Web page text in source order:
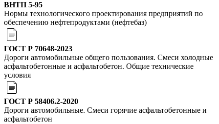
ВНТП 5-95
Нормы технологического проектирования предприятий по
обеспечению нефтепродуктами (нефтебаз)
ГОСТ Р 70648-2023
Дороги автомобильные общего пользования. Смеси холодные
асфальтобетонные и асфальтобетон. Общие технические
условия
ГОСТ Р 58406.2-2020
Дороги автомобильные. Смеси горячие асфальтобетонные и
асфальтобетон